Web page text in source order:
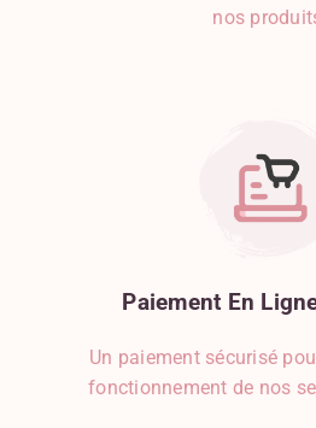
nos
Paiement En
Un paiement sécurisé
fonctionnement de nos